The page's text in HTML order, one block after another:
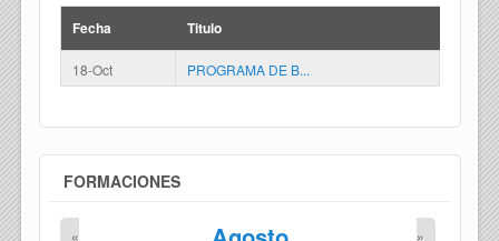
Fecha Titulo
18-Oct PROGRAMA DE B...
FORMACIONES
« »